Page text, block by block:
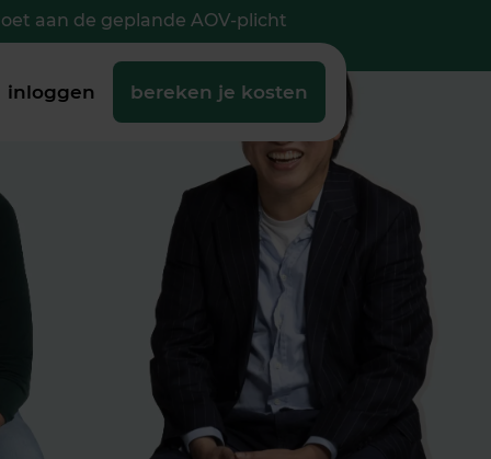
aan de geplande AOV-plicht
inloggen bereken je kosten